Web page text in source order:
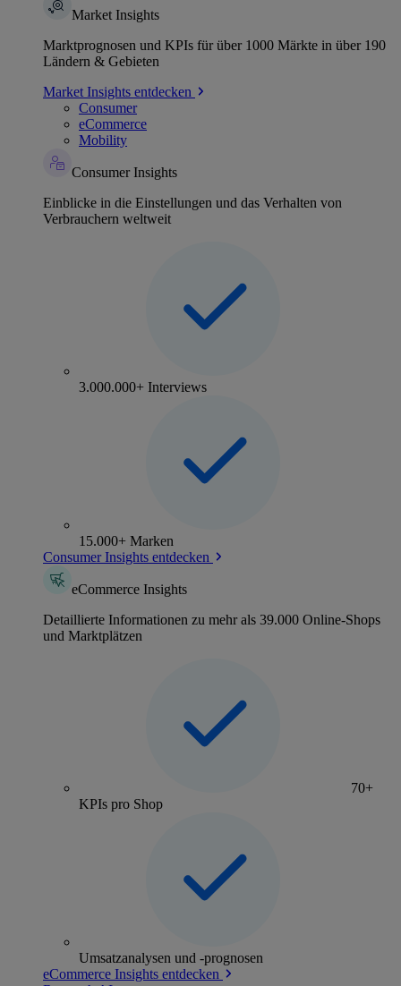
Market Insights
Marktprognosen und KPIs für über 1000 Märkte in über 190
Ländern & Gebieten
Market Insights entdecken
Consumer
eCommerce
Mobility
Consumer Insights
Einblicke in die Einstellungen und das Verhalten von
Verbrauchern weltweit
3.000.000+ Interviews
15.000+ Marken
Consumer Insights entdecken
eCommerce Insights
Detaillierte Informationen zu mehr als 39.000 Online-Shops
und Marktplätzen
70+
KPIs pro Shop
Umsatzanalysen und -prognosen
eCommerce Insights entdecken